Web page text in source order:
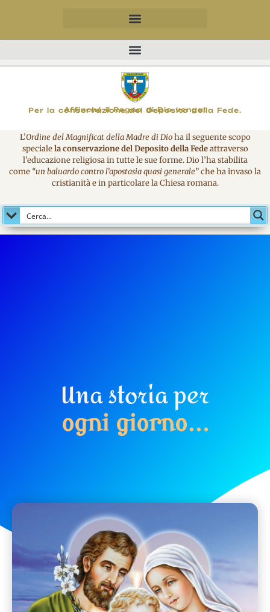
Per la conservazione del Deposito della Fede.
Affinché il Regno di Dio venga!
MAGNIFICO
L’Ordine del Magnificat della Madre di Dioha il seguente scopo
specialela conservazione del Deposito della Fedeattraverso
l’educazione religiosa in tutte le sue forme. Dio l’ha stabilita
come “un baluardo contro l’apostasia quasi generale” che ha invaso la
cristianità e in particolare la Chiesa romana.
Una storia per
ogni giorno...